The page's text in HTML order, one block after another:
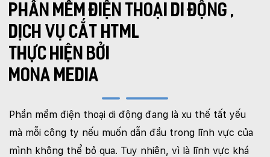
PHẦN MỀM ĐIỆN THOẠI DI ĐỘNG ,
DỊCH VỤ CẮT HTML
THỰC HIỆN BỞI
MONA MEDIA
Phần mềm điện thoại di động đang là xu thế tất yếu
mà mỗi công ty nếu muốn dẫn đầu trong lĩnh vực của
mình không thể bỏ qua. Tuy nhiên, vì là lĩnh vực khá